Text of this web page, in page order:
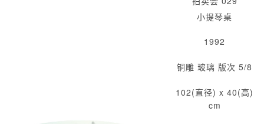
小提琴桌
1992
铜雕 玻璃 版次 5/8
102(直径) x 40(高)
cm